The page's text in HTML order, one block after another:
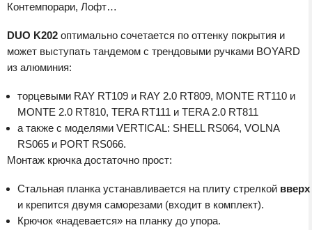
Контемпорари, Лофт…
DUO K202 оптимально сочетается по оттенку покрытия и
может выступать тандемом с трендовыми ручками BOYARD
из алюминия:
торцевыми RAY RT109 и RAY 2.0 RT809, MONTE RT110 и
MONTE 2.0 RT810, TERA RT111 и TERA 2.0 RT811
а также с моделями VERTICAL: SHELL RS064, VOLNA
RS065 и PORT RS066.
Монтаж крючка достаточно прост:
Стальная планка устанавливается на плиту стрелкой вверх
и крепится двумя саморезами (входит в комплект).
Крючок «надевается» на планку до упора.